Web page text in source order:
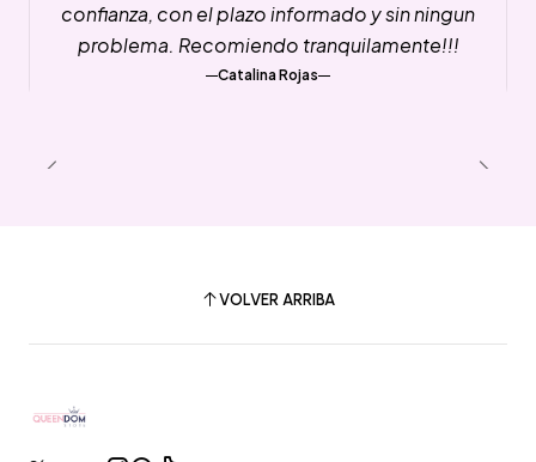
confianza, con el plazo informado y sin ningun
problema. Recomiendo tranquilamente!!!
Catalina Rojas
VOLVER ARRIBA